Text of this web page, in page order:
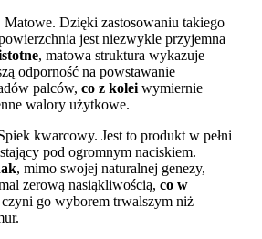
Matowe. Dzięki zastosowaniu takiego
jest niezwykle przyjemna
, matowa struktura wykazuje
odporność na powstawanie
palców,co z kolei wymiernie
walory użytkowe.
kwarcowy. Jest to produkt w pełni
pod ogromnym naciskiem.
, mimo swojej naturalnej genezy,
zerową nasiąkliwością,co w
czyni go wyborem trwalszym niż